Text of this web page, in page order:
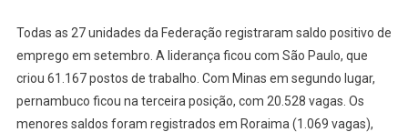
Todas as 27 unidades da Federação registraram saldo positivo de
emprego em setembro. A liderança ficou com São Paulo, que
criou 61.167 postos de trabalho. Com Minas em segundo lugar,
pernambuco ficou na terceira posição, com 20.528 vagas. Os
menores saldos foram registrados em Roraima (1.069 vagas),